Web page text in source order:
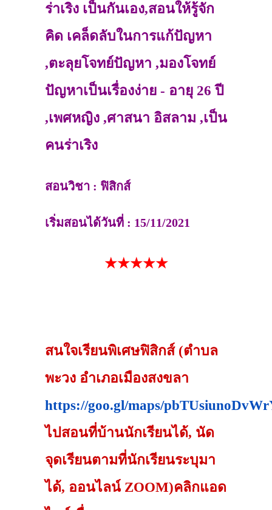
ร่าเริง เป็นกันเอง,สอนให้รู้จัก
คิด เคล็ดลับในการแก้ปัญหา
,ตะลุยโจทย์ปัญหา ,มองโจทย์
ปัญหาเป็นเรื่องง่าย - อายุ 26 ปี
,เพศหญิง ,ศาสนา อิสลาม ,เป็น
คนร่าเริง
สอนวิชา : ฟิสิกส์
เริ่มสอนได้วันที่ : 15/11/2021
★★★★★
สนใจเรียนพิเศษฟิสิกส์ (ตำบล
พะวง อำเภอเมืองสงขลา
https://goo.gl/maps/
ไปสอนที่บ้านนักเรียนได้, นัด
จุดเรียนตามที่นักเรียนระบุมา
ได้, ออนไลน์ ZOOM)คลิกแอด